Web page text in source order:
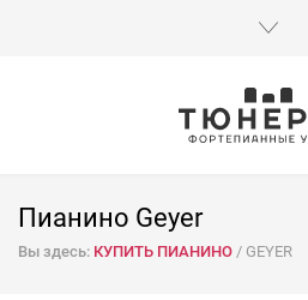
Пианино Geyer
Вы здесь: КУПИТЬ ПИАНИНО / GEYER